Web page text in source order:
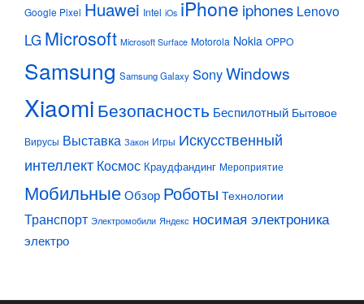
Google Pixel Huawei Intel iOs iPhone iphones Lenovo
LG Microsoft Microsoft Surface Motorola Nokia OPPO
Samsung Samsung Galaxy SonyWindows
Xiaomi Безопасность Беспилотный Бытовое
Вирусы Выставка Закон Игры Искусственный
интеллект Космос Краудфандинг Мероприятие
МобильныеОбзор Роботы Технологии
Транспорт Электромобили Яндекс носимая электроника
электро